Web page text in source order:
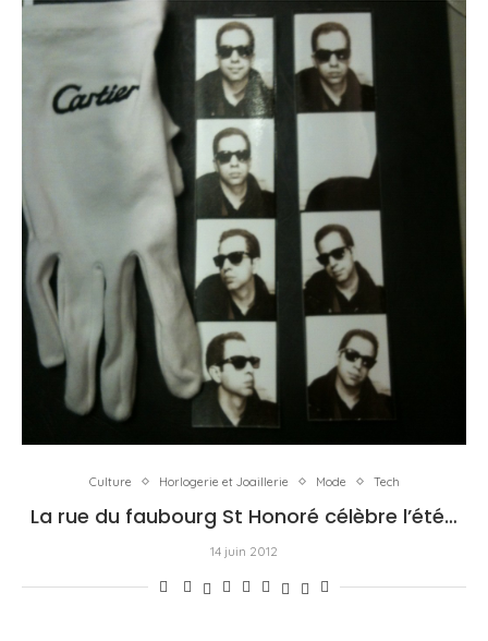
Culture Horlogerie et Joaillerie Mode Tech
La rue du faubourg St Honoré célèbre l’été…
14 juin 2012